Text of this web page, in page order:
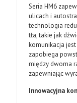
Seria HM6
ulicach i
technologia
tła, takie jak
komunikacja
zapobiega
między dwoma
zapewniając
Innowacyjna